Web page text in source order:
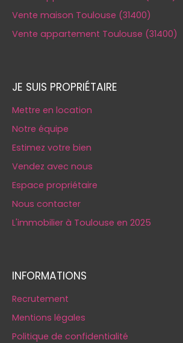
Vente maison Toulouse (31400)
Vente appartement Toulouse (31400)
JE SUIS PROPRIÉTAIRE
Mettre en location
Notre équipe
Estimez votre bien
Vendez avec nous
Espace propriétaire
Nous contacter
L'immobilier à Toulouse en 2025
INFORMATIONS
Recrutement
Mentions légales
Politique de confidentialité